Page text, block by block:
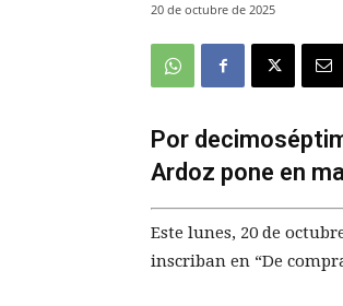
20 de octubre de 2025
Por
Ardoz pone en
Este lunes, 20 de
inscriban en “De